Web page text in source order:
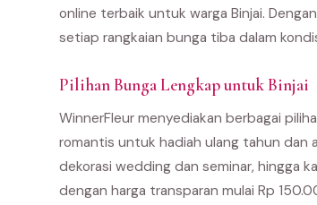
online terbaik untuk warga Binjai.
setiap rangkaian bunga tiba dalam
Pilihan Bunga Lengkap untuk Binjai
WinnerFleur menyediakan berbagai
romantis untuk hadiah ulang tahun dan
dekorasi wedding dan seminar, hingga
dengan harga transparan mulai Rp